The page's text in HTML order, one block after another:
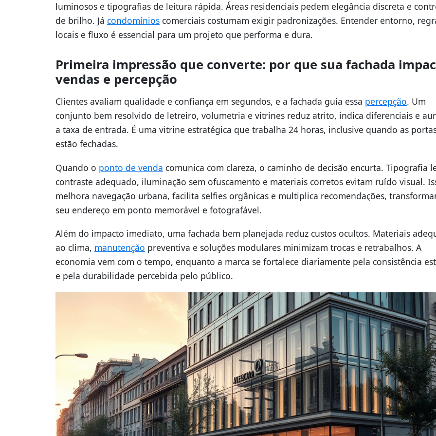
luminosos e tipografias de leitura rápida. Áreas residenciais pedem elegância discreta e
de brilho. Já condomínios comerciais costumam exigir padronizações. Entender entorno,
locais e fluxo é essencial para um projeto que performa e dura.
Primeira impressão que converte: por que sua fachada
vendas e percepção
Clientes avaliam qualidade e confiança em segundos, e a fachada guia essa percepção. Um
conjunto bem resolvido de letreiro, volumetria e vitrines reduz atrito, indica diferenciais e
a taxa de entrada. É uma vitrine estratégica que trabalha 24 horas, inclusive quando as
estão fechadas.
Quando o ponto de venda comunica com clareza, o caminho de decisão encurta. Tipografia
contraste adequado, iluminação sem ofuscamento e materiais corretos evitam ruído visual.
melhora navegação urbana, facilita selfies orgânicas e multiplica recomendações,
seu endereço em ponto memorável e fotografável.
Além do impacto imediato, uma fachada bem planejada reduz custos ocultos. Materiais
ao clima, manutenção preventiva e soluções modulares minimizam trocas e retrabalhos. A
economia vem com o tempo, enquanto a marca se fortalece diariamente pela consistência
e pela durabilidade percebida pelo público.